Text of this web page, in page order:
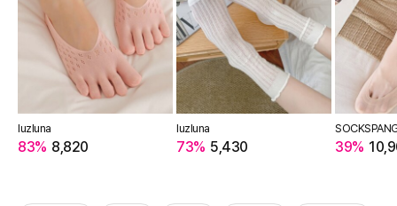
luzluna
83% 8,820
luzluna
73% 5,430 39%